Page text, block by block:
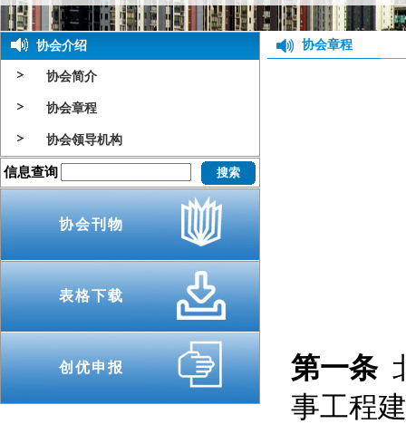
协会介绍
协会简介
协会章程
协会领导机构
信息查询
协会刊物
表格下载
创优申报
协会章程
第一条
事工程